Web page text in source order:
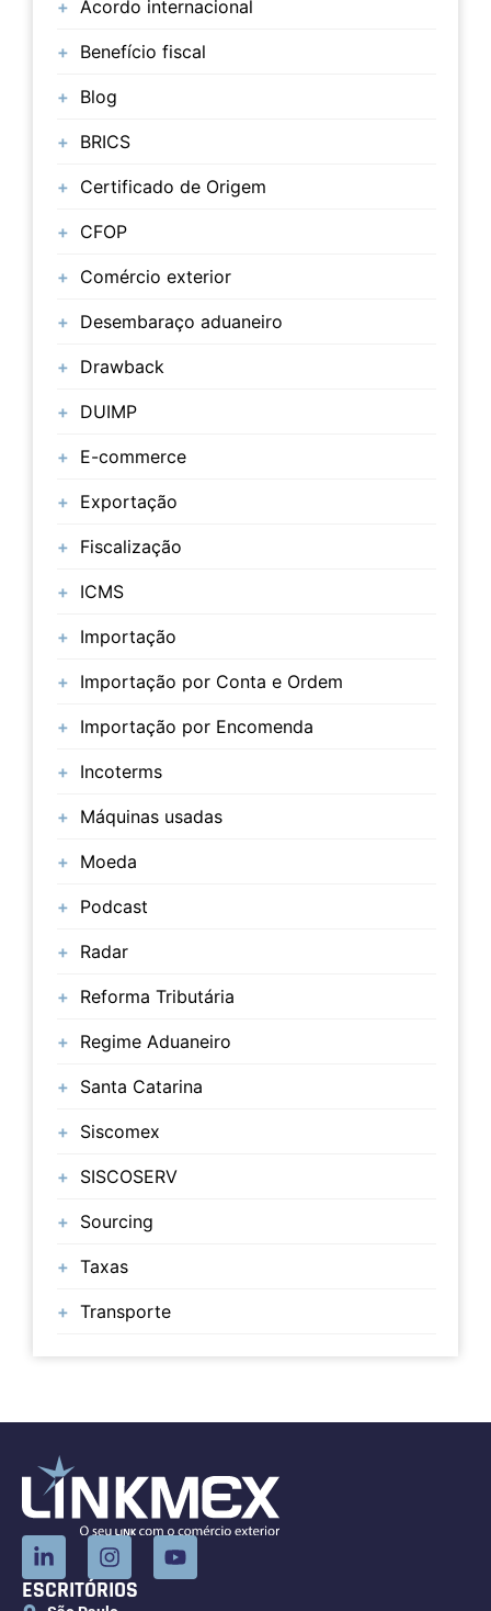
Acordo internacional
Benefício fiscal
Blog
BRICS
Certificado de Origem
CFOP
Comércio exterior
Desembaraço aduaneiro
Drawback
DUIMP
E-commerce
Exportação
Fiscalização
ICMS
Importação
Importação por Conta e Ordem
Importação por Encomenda
Incoterms
Máquinas usadas
Moeda
Podcast
Radar
Reforma Tributária
Regime Aduaneiro
Santa Catarina
Siscomex
SISCOSERV
Sourcing
Taxas
Transporte
ESCRITÓRIOS